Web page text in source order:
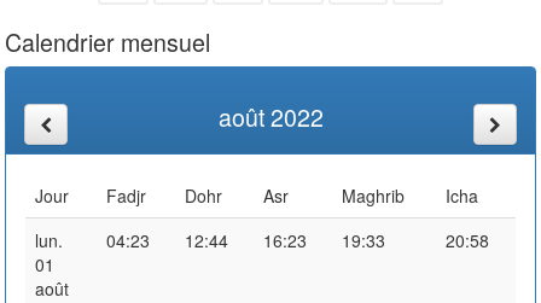
Calendrier mensuel
août 2022
Jour Fadjr Dohr Asr Maghrib
Icha
lun.
01
août
04:23 12:44 16:23 19:33 20:58